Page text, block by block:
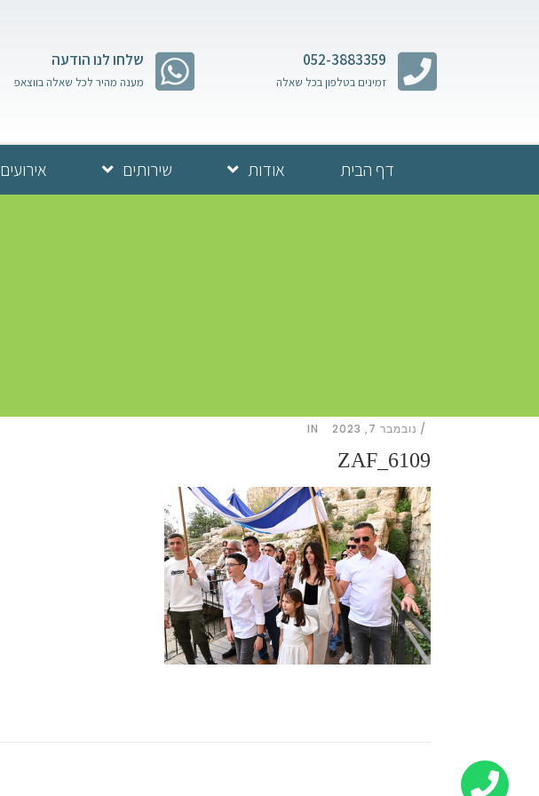
052-3883359
זמינים בטלפון בכל שאלה
שלחו לנו הודעה
מענה מהיר לכל שאלה בווצאפ
דף הבית אודות שירותים אירועים
נובמבר 7, 2023 IN
ZAF_6109